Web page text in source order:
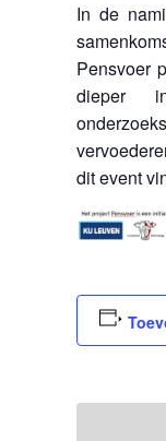
In de
Pensvoer
dieper
dit event